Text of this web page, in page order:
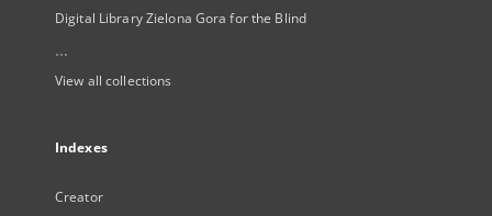
Digital Library Zielona Gora for the Blind
...
View all collections
Indexes
Creator